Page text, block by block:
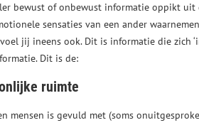
bewust of onbewust informatie oppikt uit
sensaties van een ander
jij ineens ook. Dit is informatie die zich
Dit is de:
ruimte
mensen is gevuld met (soms